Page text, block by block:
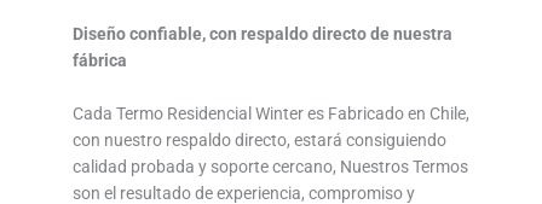
Diseño confiable, con respaldo directo de nuestra
fábrica
Cada Termo Residencial Winter es Fabricado en Chile,
con nuestro respaldo directo, estará consiguiendo
calidad probada y soporte cercano, Nuestros Termos
son el resultado de experiencia, compromiso y